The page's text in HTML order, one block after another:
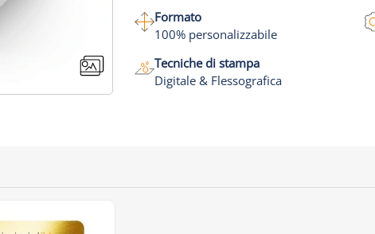
Formato
100% personalizzabile
Tecniche di stampa
Digitale & Flessografica